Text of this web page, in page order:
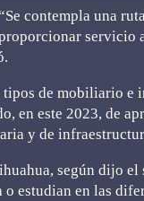
contempla una
servicio
tipos de mobiliario
en este 2023, de
y de
según dijo
estudian en las